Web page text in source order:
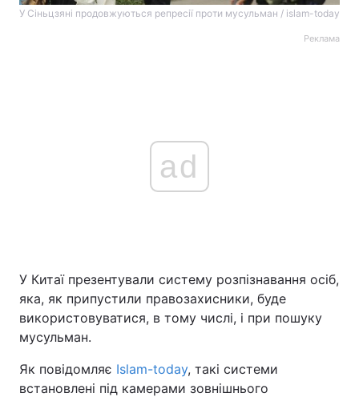
Головна Війна
У Сіньцзяні продовжуються репресії проти мусульман / islam-today
Реклама
ad
У Китаї презентували систему розпізнавання осіб,
яка, як припустили правозахисники, буде
використовуватися, в тому числі, і при пошуку
мусульман.
Як повідомляє Islam-today, такі системи
встановлені під камерами зовнішнього